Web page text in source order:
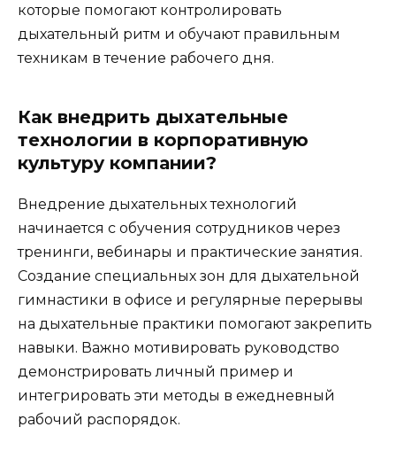
которые помогают контролировать
дыхательный ритм и обучают правильным
техникам в течение рабочего дня.
Как внедрить дыхательные
технологии в корпоративную
культуру компании?
Внедрение дыхательных технологий
начинается с обучения сотрудников через
тренинги, вебинары и практические занятия.
Создание специальных зон для дыхательной
гимнастики в офисе и регулярные перерывы
на дыхательные практики помогают закрепить
навыки. Важно мотивировать руководство
демонстрировать личный пример и
интегрировать эти методы в ежедневный
рабочий распорядок.